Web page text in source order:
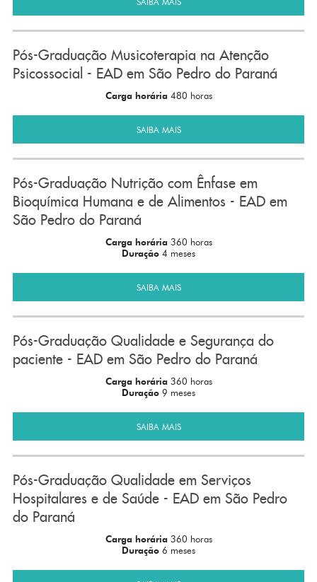
Pós-Graduação Musicoterapia na Atenção
Psicossocial - EAD em São Pedro do Paraná
Carga horária 480 horas
SAIBA MAIS
Pós-Graduação Nutrição com Ênfase em
Bioquímica Humana e de Alimentos - EAD em
São Pedro do Paraná
Carga horária 360 horas
Duração 4 meses
SAIBA MAIS
Pós-Graduação Qualidade e Segurança do
paciente - EAD em São Pedro do Paraná
Carga horária 360 horas
Duração 9 meses
SAIBA MAIS
Pós-Graduação Qualidade em Serviços
Hospitalares e de Saúde - EAD em São Pedro
do Paraná
Carga horária 360 horas
Duração 6 meses